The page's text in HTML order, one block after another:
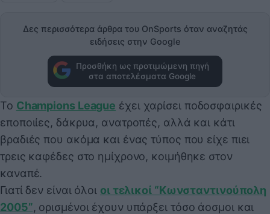
Δες περισσότερα άρθρα του OnSports όταν αναζητάς
ειδήσεις στην Google
Προσθήκη ως προτιμώμενη πηγή
στα αποτελέσματα Google
Το Champions League έχει χαρίσει ποδοσφαιρικές
εποποιίες, δάκρυα, ανατροπές, αλλά και κάτι
βραδιές που ακόμα και ένας τύπος που είχε πιει
τρεις καφέδες στο ημίχρονο, κοιμήθηκε στον
καναπέ.
Γιατί δεν είναι όλοι οι τελικοί “Κωνσταντινούπολη
2005”, ορισμένοι έχουν υπάρξει τόσο άοσμοι και